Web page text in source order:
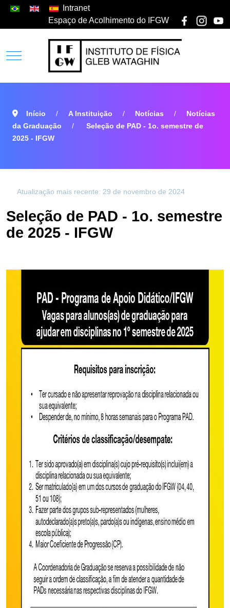
Intranet
Espaço de Acolhimento do IFGW
Início A Instituição Notícias
Notícias
da Graduação
Seleção de PAD - 1o. semestre de
2025 - IFGW
Atualização mais recente: 29 de novembro de 2024
Seleção de PAD - 1o. semestre
de 2025 - IFGW